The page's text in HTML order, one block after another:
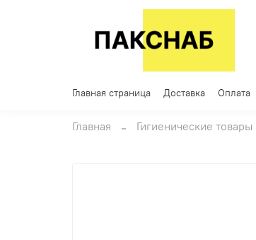
Главная страница Доставка Оплата
Главная Гигиенические товары